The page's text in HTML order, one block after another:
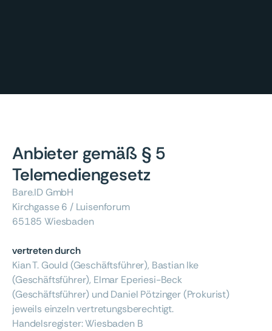
Anbieter gemäß § 5
Telemediengesetz
Bare.ID GmbH
Kirchgasse 6 / Luisenforum
65185 Wiesbaden
vertreten durch
Kian T. Gould (Geschäftsführer), Bastian Ike
(Geschäftsführer), Elmar Eperiesi-Beck
(Geschäftsführer) und Daniel Pötzinger (Prokurist)
jeweils einzeln vertretungsberechtigt.
Handelsregister: Wiesbaden B